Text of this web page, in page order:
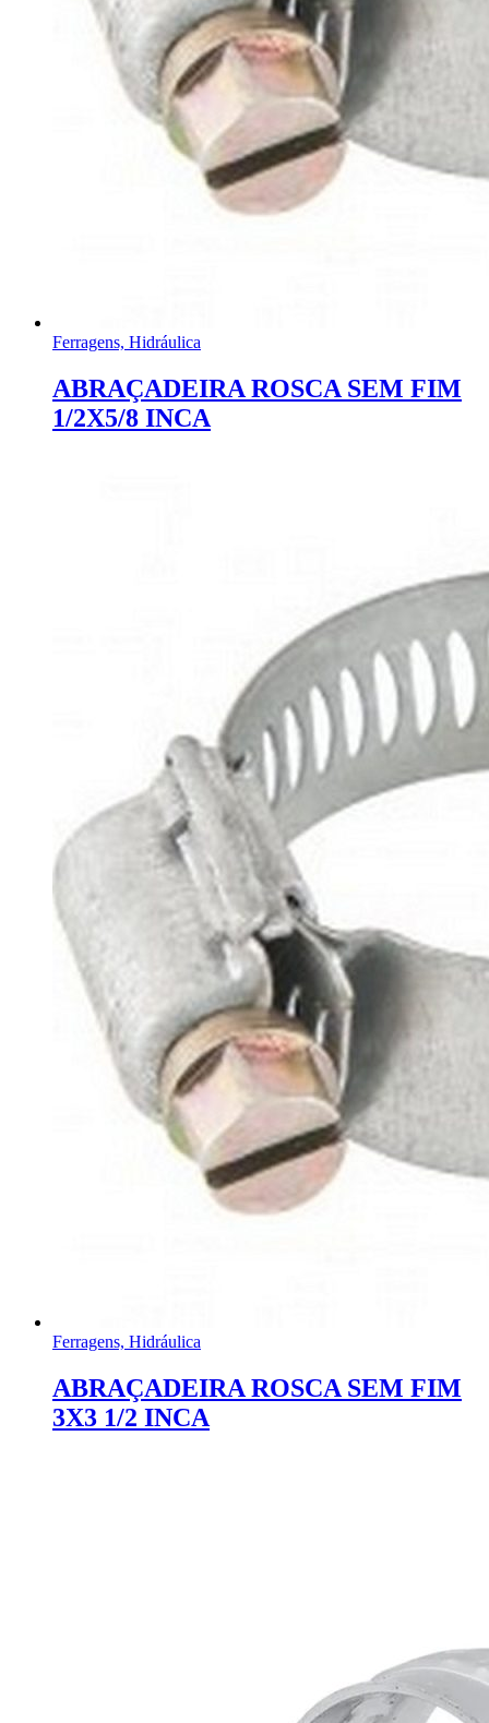
Ferragens, Hidráulica
ABRAÇADEIRA ROSCA SEM FIM
1/2X5/8 INCA
Ferragens, Hidráulica
ABRAÇADEIRA ROSCA SEM FIM
3X3 1/2 INCA